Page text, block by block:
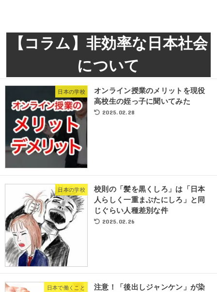
【コラム】非効率な日本社会
について
日本の学校
オンライン授業のメリットを現役
高校生の姪っ子に聞いてみた
2025.02.28
日本の学校
校則の「髪を黒くしろ」は「日本
人らしく一重まぶたにしろ」と同
じぐらい人種差別な件
2025.02.26
日本で働くこと
注意！「後出しジャンケン」が染